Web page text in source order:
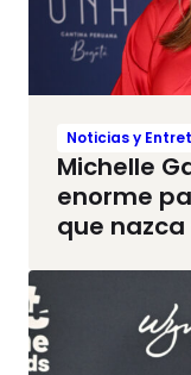
Noticias y
Michelle
enorme
que